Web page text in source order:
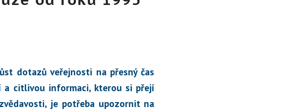
dotazů veřejnosti na přesný čas
a citlivou informaci, kterou si přejí
je potřeba upozornit na